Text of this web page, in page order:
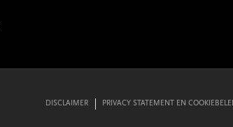
DISCLAIMER PRIVACY STATEMENT EN